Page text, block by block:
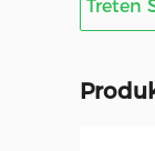
Treten